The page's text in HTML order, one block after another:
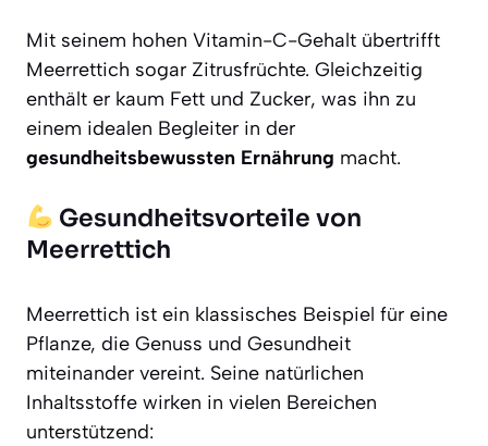
Mit seinem hohen Vitamin-C-Gehalt übertrifft
Meerrettich sogar Zitrusfrüchte. Gleichzeitig
enthält er kaum Fett und Zucker, was ihn zu
einem idealen Begleiter in der
gesundheitsbewussten Ernährung macht.
Gesundheitsvorteile von
Meerrettich
Meerrettich ist ein klassisches Beispiel für eine
Pflanze, die Genuss und Gesundheit
miteinander vereint. Seine natürlichen
Inhaltsstoffe wirken in vielen Bereichen
unterstützend: